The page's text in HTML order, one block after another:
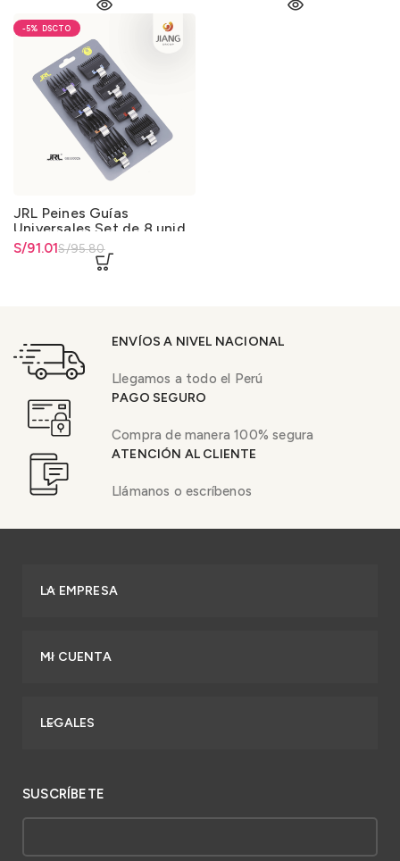
-5%
JRL Peines Guías
Universales Set de 8 unid.
S/95.80
El precio original era:
S/91.01
El precio actual es: S/91.01.
ENVÍOS A NIVEL NACIONAL
Llegamos a todo el Perú
PAGO SEGURO
Compra de manera 100% segura
ATENCIÓN AL CLIENTE
Llámanos o escríbenos
LA EMPRESA
MI CUENTA
LEGALES
SUSCRÍBETE